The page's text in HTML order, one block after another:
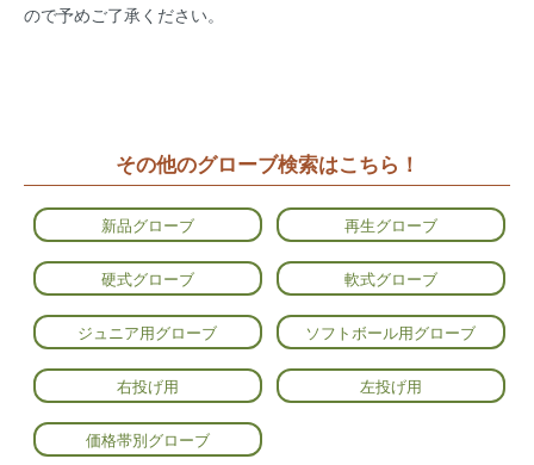
ので予めご了承ください。
その他のグローブ検索はこちら！
新品グローブ 再生グローブ
硬式グローブ 軟式グローブ
ジュニア用グローブ ソフトボール用グローブ
右投げ用 左投げ用
価格帯別グローブ